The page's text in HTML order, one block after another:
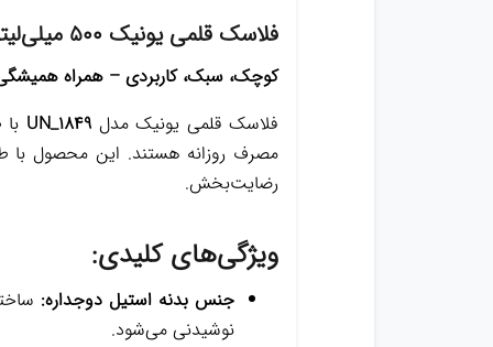
فلاسک قلمی یونیک ۵۰۰ میلی‌لیتری مدل UN_1849
کوچک، سبک، کاربردی – همراه
فلاسک قلمی یونیک مدل UN_1849
مصرف روزانه هستند. این محصول با
رضایت‌بخش.
ویژگی‌های کلیدی:
جنس بدنه استیل دوجداره:
نوشیدنی می‌شود.